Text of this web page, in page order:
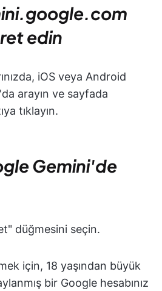
edin
iOS veya Android
arayın ve sayfada
tıklayın.
Gemini'de
düğmesini seçin.
için, 18 yaşından büyük
bir Google hesabınız